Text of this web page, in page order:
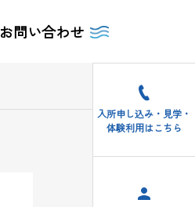
お問い合わせ
入所申し込み・見学・
体験利用はこちら